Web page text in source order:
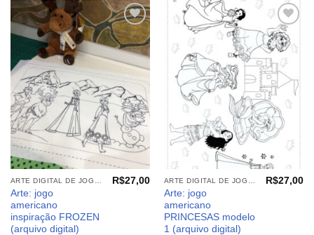
Adicionar
aos
meus
desejos
Arte: jogo
americano
inspiração FROZEN
(arquivo digital)
R$27,00
Adicionar
aos
meus
desejos
Arte: jogo
americano
PRINCESAS modelo
1 (arquivo digital)
R$27,00